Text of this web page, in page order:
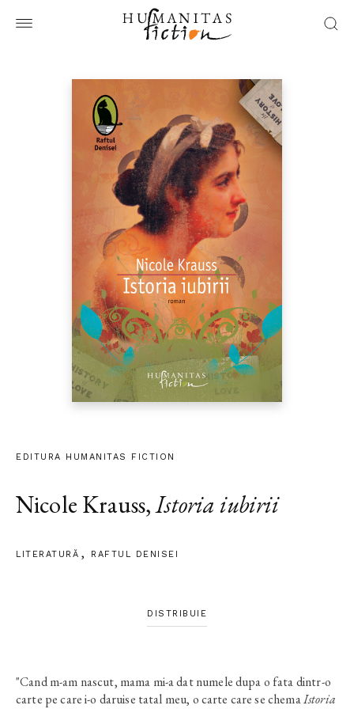
EDITURA HUMANITAS FICTION
Nicole Krauss,Istoria iubirii
LITERATURĂ RAFTUL DENISEI
DISTRIBUIE
"Cand m-am nascut, mama mi-a dat numele dupa o fata dintr-o
carte pe care i-o daruise tatal meu, o carte care se chemaIstoria